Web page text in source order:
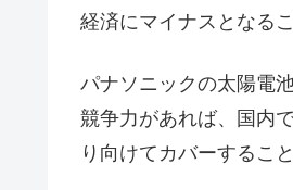
経済にマイナスとなる
パナソニックの太陽電
競争力があれば、国内
り向けてカバーするこ